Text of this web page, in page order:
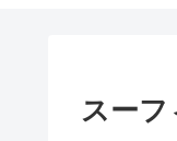
スーフ